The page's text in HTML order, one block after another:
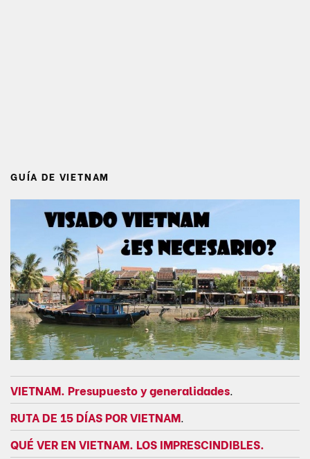
GUÍA DE VIETNAM
VIETNAM. Presupuesto y generalidades
RUTA DE 15 DÍAS POR VIETNAM
QUÉ VER EN VIETNAM. LOS IMPRESCINDIBLES.